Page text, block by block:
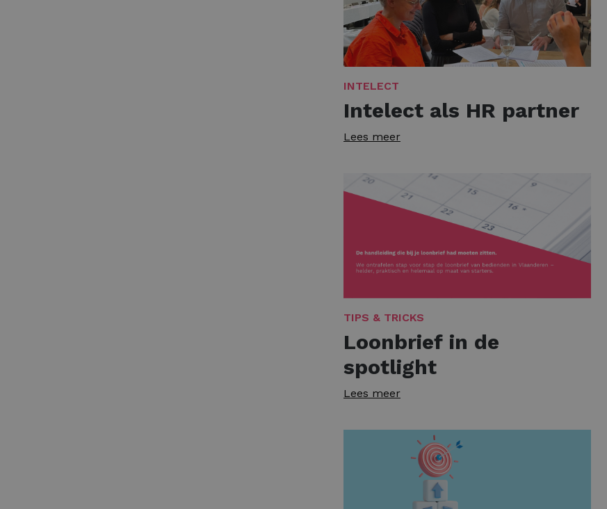
INTELECT
Intelect als HR partner
Lees meer
TIPS & TRICKS
Loonbrief in de
spotlight
Lees meer